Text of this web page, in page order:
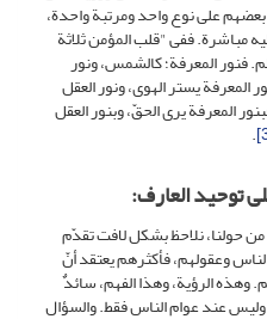
على نوع واحد ومرتبة واحدة،
مباشرة. ففی "قلب المؤمن ثلاثة
فنور المعرفة؛ کالشمس، ونور
المعرفة یستر الهوى، ونور العقل
المعرفة یرى الحقّ، وبنور العقل
.
توحید العارف:
من حولنا، نلاحظ بشکل لافت تقدّم
وعقولهم، فأکثرهم یعتقد أنّ
وهذه الرؤیة، وهذا الفهم، سائدٌ
ولیس عند عوام الناس فقط. والسؤال